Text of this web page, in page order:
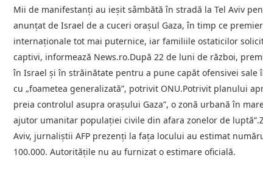
Mii de manifestanţi au ieşit sâmbătă în stradă la Tel Aviv
anunţat de Israel de a cuceri oraşul Gaza, în timp ce
internaţionale tot mai puternice, iar familiile ostaticilor
captivi, informează News.ro.După 22 de luni de război,
în Israel şi în străinătate pentru a pune capăt ofensivei
cu „foametea generalizată”, potrivit ONU.Potrivit planului
preia controlul asupra oraşului Gaza”, o zonă urbană în
ajutor umanitar populaţiei civile din afara zonelor de
Aviv, jurnaliştii AFP prezenţi la faţa locului au estimat
100.000. Autorităţile nu au furnizat o estimare oficială.